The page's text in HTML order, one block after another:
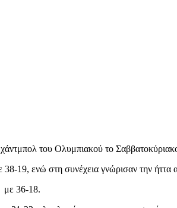
του Ολυμπιακού το
19, ενώ στη συνέχεια γνώρισαν την
με 36-18.